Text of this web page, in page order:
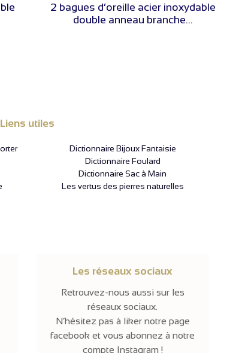
2 bagues d’oreille acier inoxydable
double anneau branche...
Liens utiles
Dictionnaire Bijoux Fantaisie
Dictionnaire Foulard
Dictionnaire Sac à Main
Les vertus des pierres naturelles
Les réseaux sociaux
Retrouvez-nous aussi sur les
réseaux sociaux.
N’hésitez pas à liker notre page
facebook et vous abonnez à notre
compte Instagram !